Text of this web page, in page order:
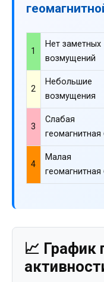
1
Нет заметных
возмущений
2
Небольшие
возмущения
3
Слабая
геомагнитная
4
Малая
геомагнитная
📈 График